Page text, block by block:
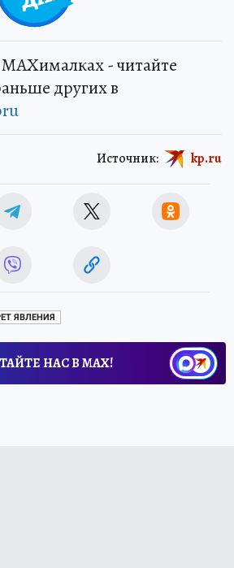
- читайте
других в
Источник: kp.ru
ЯВЛЕНИЯ
НАС В МАХ!